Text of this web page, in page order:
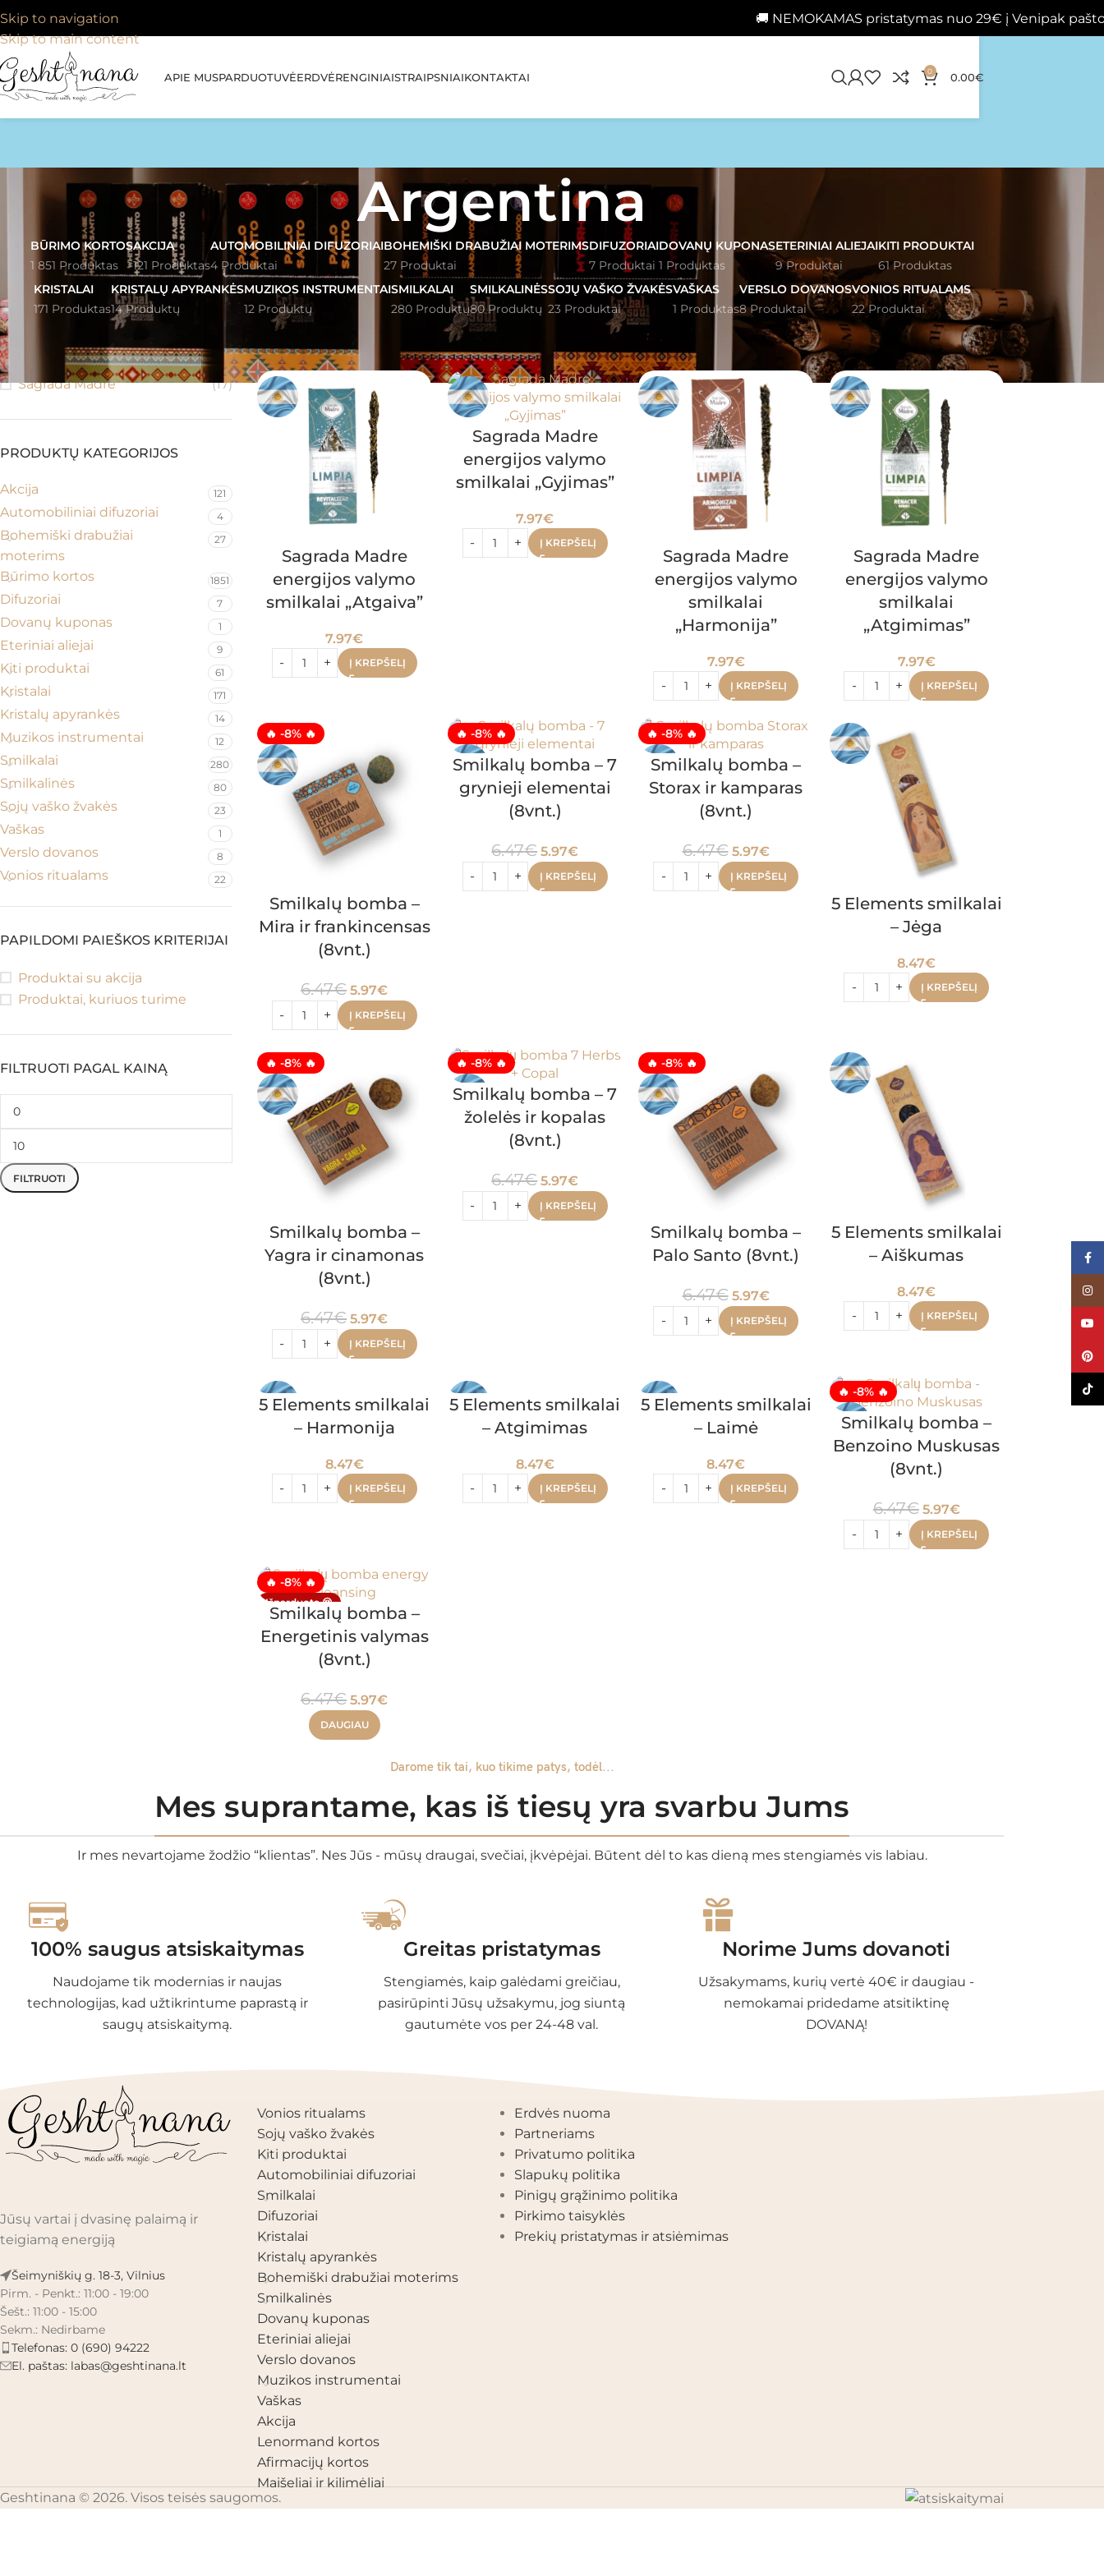
🚚 NEMOKAMAS pristatymas nuo 29€ į Venipak paštomatus 📦
Skip to navigation
Skip to main content
APIE MUSPARDUOTUVĖERDVĖRENGINIAISTRAIPSNIAIKONTAKTAI 0 0.00€
Argentina
BŪRIMO KORTOS
1 851 Produktas
AKCIJA
121 Produktas
AUTOMOBILINIAI DIFUZORIAI
4 Produktai
BOHEMIŠKI DRABUŽIAI MOTERIMS
27 Produktai
DIFUZORIAI
7 Produktai
DOVANŲ KUPONAS
1 Produktas
ETERINIAI ALIEJAI
9 Produktai
KITI PRODUKTAI
61 Produktas
KRISTALAI
171 Produktas
KRISTALŲ APYRANKĖS
14 Produktų
MUZIKOS INSTRUMENTAI
12 Produktų
SMILKALAI
280 Produktų
SMILKALINĖS
80 Produktų
SOJŲ VAŠKO ŽVAKĖS
23 Produktai
VAŠKAS
1 Produktas
VERSLO DOVANOS
8 Produktai
VONIOS RITUALAMS
22 Produktai
FILTRUOTI PAGAL PREKINĮ
ŽENKLĄ
Sagrada Madre (17)
PRODUKTŲ KATEGORIJOS
Akcija 121
Automobiliniai difuzoriai 4
Bohemiški drabužiai
moterims
27
Būrimo kortos 1851
Difuzoriai 7
Dovanų kuponas 1
Eteriniai aliejai 9
Kiti produktai 61
Kristalai 171
Kristalų apyrankės 14
Muzikos instrumentai 12
Smilkalai 280
Smilkalinės 80
Sojų vaško žvakės 23
Vaškas 1
Verslo dovanos 8
Vonios ritualams 22
PAPILDOMI PAIEŠKOS KRITERIJAI
Produktai su akcija
Produktai, kuriuos turime
FILTRUOTI PAGAL KAINĄ
FILTRUOTI
Pagrindinis 24
Sagrada Madre
energijos valymo
smilkalai „Atgaiva”
7.97€
Į KREPŠELĮ
Sagrada Madre
energijos valymo
smilkalai „Gyjimas”
7.97€
Į KREPŠELĮ
Sagrada Madre
energijos valymo
smilkalai
„Harmonija”
7.97€
Į KREPŠELĮ
Sagrada Madre
energijos valymo
smilkalai
„Atgimimas”
7.97€
Į KREPŠELĮ
🔥 -8% 🔥
Smilkalų bomba –
Mira ir frankincensas
(8vnt.)
6.47€ 5.97€
Į KREPŠELĮ
🔥 -8% 🔥
Smilkalų bomba – 7
grynieji elementai
(8vnt.)
6.47€ 5.97€
Į KREPŠELĮ
🔥 -8% 🔥
Smilkalų bomba –
Storax ir kamparas
(8vnt.)
6.47€ 5.97€
Į KREPŠELĮ
5 Elements smilkalai
– Jėga
8.47€
Į KREPŠELĮ
🔥 -8% 🔥
Smilkalų bomba –
Yagra ir cinamonas
(8vnt.)
6.47€ 5.97€
Į KREPŠELĮ
🔥 -8% 🔥
Smilkalų bomba – 7
žolelės ir kopalas
(8vnt.)
6.47€ 5.97€
Į KREPŠELĮ
🔥 -8% 🔥
Smilkalų bomba –
Palo Santo (8vnt.)
6.47€ 5.97€
Į KREPŠELĮ
5 Elements smilkalai
– Aiškumas
8.47€
Į KREPŠELĮ
5 Elements smilkalai
– Harmonija
8.47€
Į KREPŠELĮ
5 Elements smilkalai
– Atgimimas
8.47€
Į KREPŠELĮ
5 Elements smilkalai
– Laimė
8.47€
Į KREPŠELĮ
🔥 -8% 🔥
Smilkalų bomba –
Benzoino Muskusas
(8vnt.)
6.47€ 5.97€
Į KREPŠELĮ
🔥 -8% 🔥
Išparduota 😔
Smilkalų bomba –
Energetinis valymas
(8vnt.)
6.47€ 5.97€
DAUGIAU
Darome tik tai, kuo tikime patys, todėl...
Mes suprantame, kas iš tiesų yra svarbu Jums
Ir mes nevartojame žodžio “klientas”. Nes Jūs - mūsų draugai, svečiai, įkvėpėjai. Būtent dėl to kas dieną mes stengiamės vis labiau.
100% saugus atsiskaitymas
Naudojame tik modernias ir naujas
technologijas, kad užtikrintume paprastą ir
saugų atsiskaitymą.
Greitas pristatymas
Stengiamės, kaip galėdami greičiau,
pasirūpinti Jūsų užsakymu, jog siuntą
gautumėte vos per 24-48 val.
Norime Jums dovanoti
Užsakymams, kurių vertė 40€ ir daugiau -
nemokamai pridedame atsitiktinę
DOVANĄ!
Jūsų vartai į dvasinę palaimą ir
teigiamą energiją
Šeimyniškių g. 18-3, Vilnius
Pirm. - Penkt.: 11:00 - 19:00
Šešt.: 11:00 - 15:00
Sekm.: Nedirbame
Telefonas: 0 (690) 94222
El. paštas: labas@geshtinana.lt
PRODUKTŲ KATEGORIJOS
Vonios ritualams
Sojų vaško žvakės
Kiti produktai
Automobiliniai difuzoriai
Smilkalai
Difuzoriai
Kristalai
Kristalų apyrankės
Bohemiški drabužiai moterims
Smilkalinės
Dovanų kuponas
Eteriniai aliejai
Verslo dovanos
Muzikos instrumentai
Vaškas
Akcija
Lenormand kortos
Afirmacijų kortos
Maišeliai ir kilimėliai
Erdvės nuoma
Partneriams
Privatumo politika
Slapukų politika
Pinigų grąžinimo politika
Pirkimo taisyklės
Prekių pristatymas ir atsiėmimas
Geshtinana © 2026. Visos teisės saugomos.